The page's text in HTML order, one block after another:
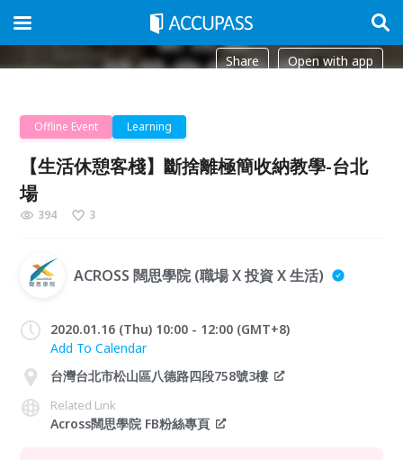
Share Open with app
Offline Event Learning
【生活休憩客棧】斷捨離極簡收納教學-台北
場
394 3
ACROSS 闊思學院 (職場 X 投資 X 生活)
2020.01.16 (Thu) 10:00 - 12:00 (GMT+8)
Add To Calendar
台灣台北市松山區八德路四段758號3樓
Related Link
Across闊思學院 FB粉絲專頁